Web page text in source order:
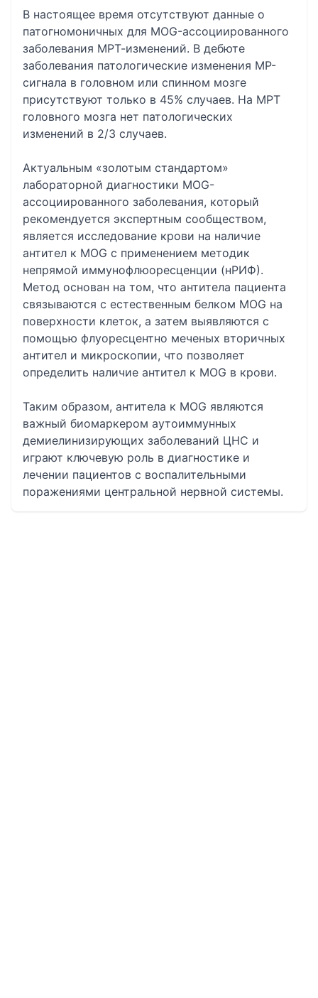
В настоящее время отсутствуют данные о
патогномоничных для MOG-ассоциированного
заболевания МРТ-изменений. В дебюте
заболевания патологические изменения МР-
сигнала в головном или спинном мозге
присутствуют только в 45% случаев. На МРТ
головного мозга нет патологических
изменений в 2/3 случаев.
Актуальным «золотым стандартом»
лабораторной диагностики MOG-
ассоциированного заболевания, который
рекомендуется экспертным сообществом,
является исследование крови на наличие
антител к MOG c применением методик
непрямой иммунофлюоресценции (нРИФ).
Метод основан на том, что антитела пациента
связываются с естественным белком MOG на
поверхности клеток, а затем выявляются с
помощью флуоресцентно меченых вторичных
антител и микроскопии, что позволяет
определить наличие антител к MOG в крови.
Таким образом, антитела к MOG являются
важный биомаркером аутоиммунных
демиелинизирующих заболеваний ЦНС и
играют ключевую роль в диагностике и
лечении пациентов с воспалительными
поражениями центральной нервной системы.